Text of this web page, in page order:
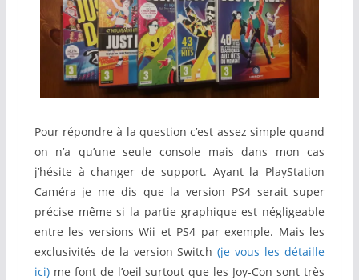
Pour répondre à la question c’est assez simple quand
on n’a qu’une seule console mais dans mon cas
j’hésite à changer de support. Ayant la PlayStation
Caméra je me dis que la version PS4 serait super
précise même si la partie graphique est négligeable
entre les versions Wii et PS4 par exemple. Mais les
exclusivités de la version Switch(je vous les détaille
ici)me font de l’oeil surtout que les Joy-Con sont très